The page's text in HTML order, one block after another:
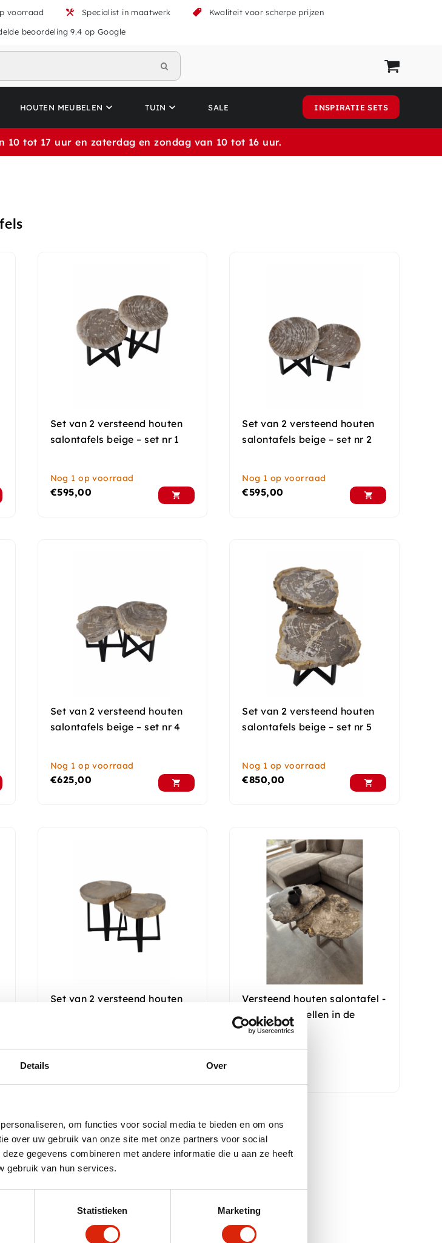
Details Over
om functies voor social media te bieden en om ons
over uw gebruik van onze site met onze partners voor social
gegevens combineren met andere informatie die u aan ze heeft
gebruik van hun services.
Statistieken Marketing
voorraad Specialist in maatwerk
Kwaliteit voor scherpe prijzen
beoordeling 9.4 op Google
HOUTEN MEUBELEN TUIN SALE INSPIRATIE SETS
tot 17 uur en zaterdag en zondag van 10 tot 16 uur.
Set van 2 versteend houten
salontafels beige – set nr 1
Nog 1 op voorraad
€595,00
Set van 2 versteend houten
salontafels beige – set nr 2
Nog 1 op voorraad
€595,00
Set van 2 versteend houten
salontafels beige – set nr 4
Nog 1 op voorraad
€625,00
Set van 2 versteend houten
salontafels beige – set nr 5
Nog 1 op voorraad
€850,00
Set van 2 versteend houten
Nog 1 op voorraad
Versteend houten salontafel -
zelf samen stellen in de
winkel
Op voorraad